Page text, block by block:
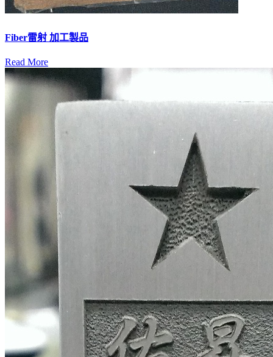
Fiber雷射 加工製品
Read More